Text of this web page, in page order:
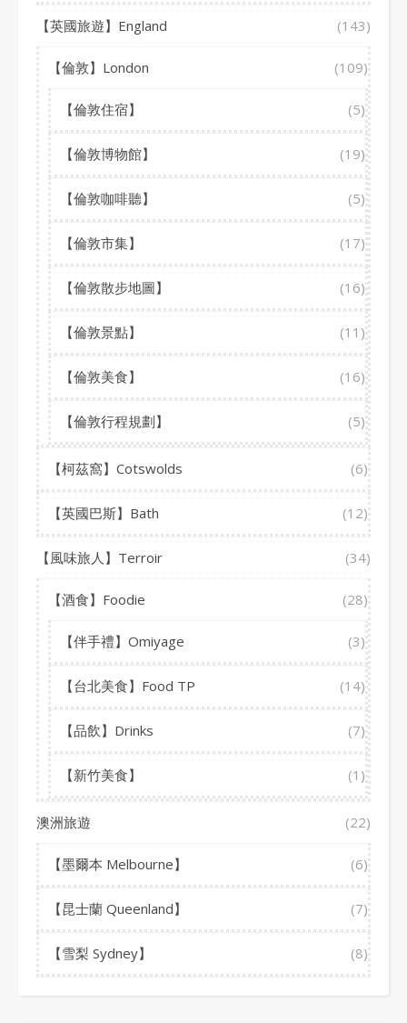
【英國旅遊】England (143)
【倫敦】London (109)
【倫敦住宿】 (5)
【倫敦博物館】 (19)
【倫敦咖啡聽】 (5)
【倫敦市集】 (17)
【倫敦散步地圖】 (16)
【倫敦景點】 (11)
【倫敦美食】 (16)
【倫敦行程規劃】 (5)
【柯茲窩】Cotswolds (6)
【英國巴斯】Bath (12)
【風味旅人】Terroir (34)
【酒食】Foodie (28)
【伴手禮】Omiyage (3)
【台北美食】Food TP (14)
【品飲】Drinks (7)
【新竹美食】 (1)
澳洲旅遊 (22)
【墨爾本 Melbourne】 (6)
【昆士蘭 Queenland】 (7)
【雪梨 Sydney】 (8)